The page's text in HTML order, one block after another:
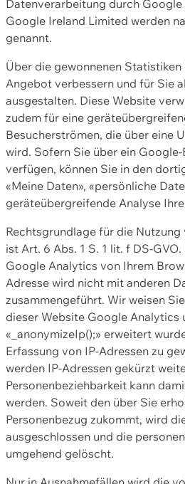
Datenverarbeitung durch Google
Google Ireland Limited werden
genannt.
Über die gewonnenen Statistiken
Angebot verbessern und für Sie
ausgestalten. Diese Website
zudem für eine
Besucherströmen, die über eine
wird. Sofern Sie über ein
verfügen, können Sie in den
«Meine Daten», «persönliche
geräteübergreifende Analyse
Rechtsgrundlage für die
ist Art. 6 Abs. 1 S. 1 lit. f DS-
Google Analytics von Ihrem
Adresse wird nicht mit anderen
zusammengeführt. Wir weisen
dieser Website Google Analytics
«_anonymizeIp();» erweitert
Erfassung von IP-Adressen zu
werden IP-Adressen gekürzt
Personenbeziehbarkeit kann
werden. Soweit den über Sie
Personenbezug zukommt, wird
ausgeschlossen und die
umgehend gelöscht.